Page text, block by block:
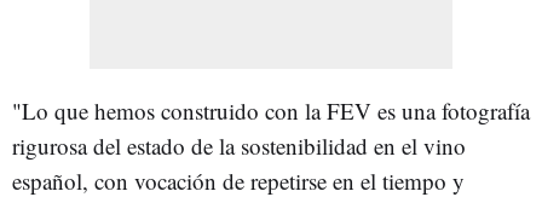
"Lo que hemos construido con la FEV es una fotografía
rigurosa del estado de la sostenibilidad en el vino
español, con vocación de repetirse en el tiempo y